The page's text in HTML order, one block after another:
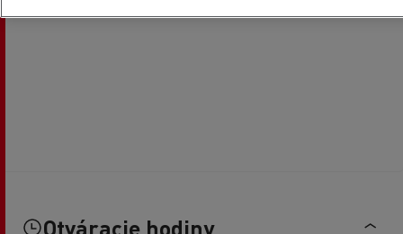
Otváracie hodiny